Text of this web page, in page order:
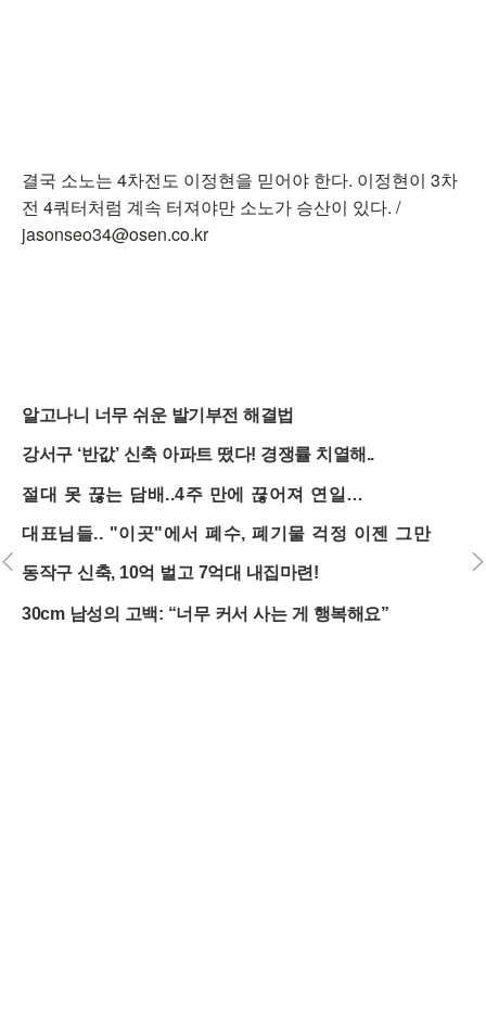
결국 소노는 4차전도 이정현을 믿어야 한다. 이정현이 3차
전 4쿼터처럼 계속 터져야만 소노가 승산이 있다. /
jasonseo34@osen.co.kr